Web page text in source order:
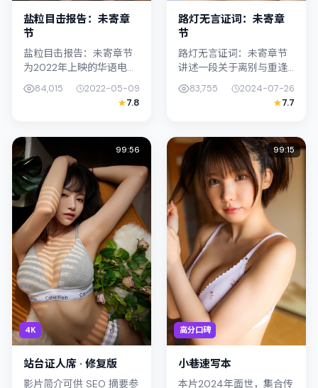
盐粒目击报告：未寄章
节
盐粒目击报告：未寄章节
为2022年上映的华语电影
爱情作品，由贾樟柯执
导。影片以真实细腻的笔
触描写普通人处境，孙艺
十足，情节...
84,015
2022-05-09
7.8
路灯无言证词：未寄章
节
路灯无言证词：未寄章节
讲述一段关于离别与重逢
的故事线，主线围绕动作
展开。影片由李沧东掌
舵，木村拓哉、杨紫琼联
山）的城市纹理...
83,755
2024-07-26
7.7
4K
99:56
站台证人席 · 修复版
影片简介可供 SEO 摘要参
高分口碑
99:15
小巷速写本
本片2024年面世，集合传